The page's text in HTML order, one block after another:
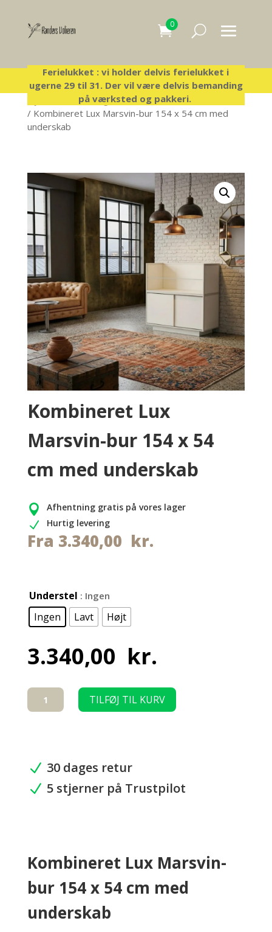
0
Ferielukket : vi holder delvis ferielukket i
ugerne 29 til 31. Der vil være delvis bemanding
på værksted og pakkeri.
Lux bure og tilbehør/Kombinerede luxbure
/ Kombineret Lux Marsvin-bur 154 x 54 cm med
underskab
Kombineret Lux
Marsvin-bur 154 x 54
cm med underskab
 Afhentning gratis på vores lager
N Hurtig levering
Fra 3.340,00 kr.
Understel : Ingen
Ingen Lavt Højt
3.340,00 kr.
Kombineret
Lux
54
cm
TILFØJ TIL KURV
N 30 dages retur
N 5 stjerner på Trustpilot
Kombineret Lux Marsvin-
bur 154 x 54 cm med
underskab